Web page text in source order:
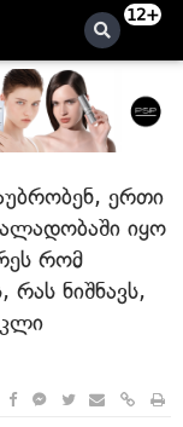
12+
ერთი
იყო
რომ
ნიშნავს,